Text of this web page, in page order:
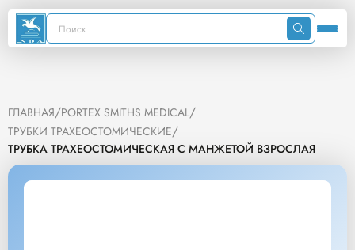
ГЛАВНАЯ/PORTEX SMITHS MEDICAL/
ТРУБКИ ТРАХЕОСТОМИЧЕСКИЕ/
ТРУБКА ТРАХЕОСТОМИЧЕСКАЯ С МАНЖЕТОЙ ВЗРОСЛАЯ